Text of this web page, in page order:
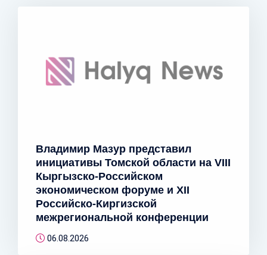
Владимир Мазур представил
инициативы Томской области на VIII
Кыргызско-Российском
экономическом форуме и XII
Российско-Киргизской
межрегиональной конференции
06.08.2026